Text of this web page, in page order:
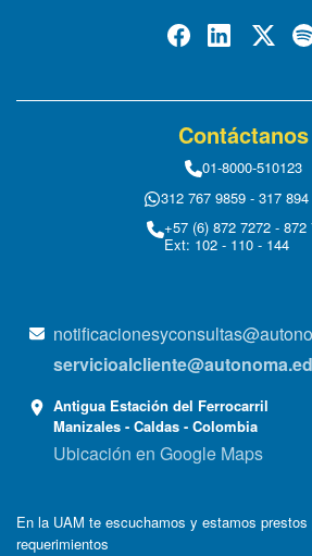
Contáctanos
01-8000-510123
312 767 9859 - 317 894
+57 (6) 872 7272 - 872
Ext: 102 - 110 - 144
Antigua Estación del Ferrocarril
Manizales - Caldas - Colombia
Ubicación en Google Maps
En la UAM te escuchamos y estamos
requerimientos